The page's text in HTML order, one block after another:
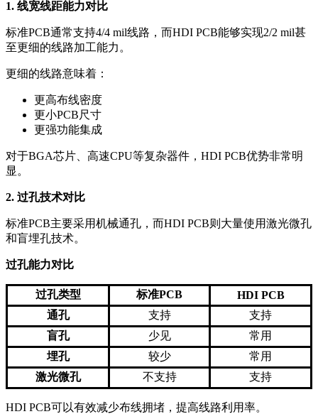
1. 线宽线距能力对比
标准PCB通常支持4/4 mil线路，而HDI PCB能够实现2/2 mil甚
至更细的线路加工能力。
更细的线路意味着：
更高布线密度
更小PCB尺寸
更强功能集成
对于BGA芯片、高速CPU等复杂器件，HDI PCB优势非常明
显。
2. 过孔技术对比
标准PCB主要采用机械通孔，而HDI PCB则大量使用激光微孔
和盲埋孔技术。
过孔能力对比
过孔类型 标准PCB
HDI PCB
通孔
支持
支持
盲孔
少见
常用
埋孔
较少
常用
激光微孔
不支持 支持
HDI PCB可以有效减少布线拥堵，提高线路利用率。